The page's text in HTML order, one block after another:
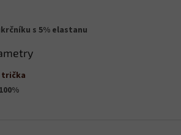
s 5% elastanu
trička